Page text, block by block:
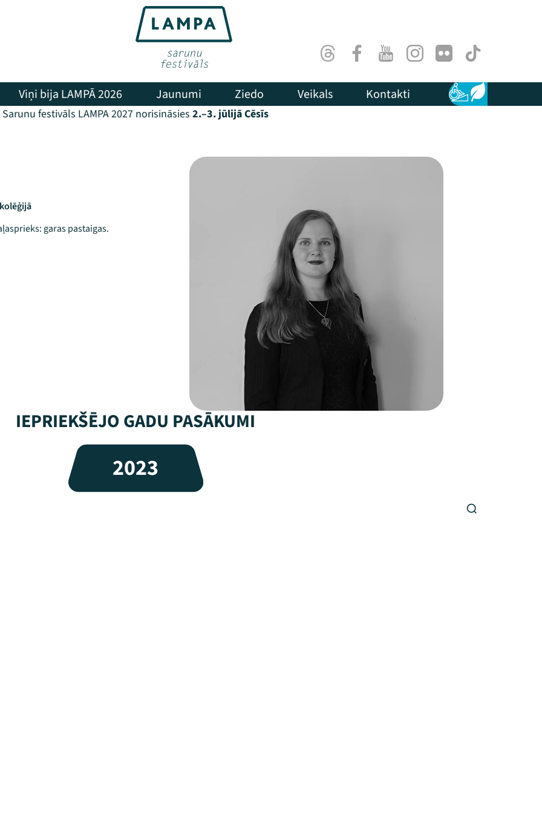
ThreadsFacebookYoutubeInstagram
Flick TikTok
Viņi bija LAMPĀ 2026 Jaunumi Ziedo Veikals Kontakti Pieejamība
Ilgtspēja
Sarunu festivāls LAMPA 2027 norisināsies 2.–3. jūlijā Cēsīs
garas pastaigas.
IEPRIEKŠĒJO GADU PASĀKUMI
2023